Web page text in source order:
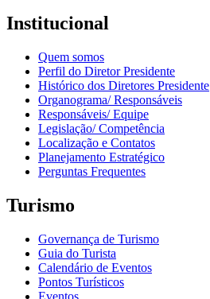
Institucional
Quem somos
Perfil do Diretor Presidente
Histórico dos Diretores Presidente
Organograma/ Responsáveis
Responsáveis/ Equipe
Legislação/ Competência
Localização e Contatos
Planejamento Estratégico
Perguntas Frequentes
Turismo
Governança de Turismo
Guia do Turista
Calendário de Eventos
Pontos Turísticos
Eventos